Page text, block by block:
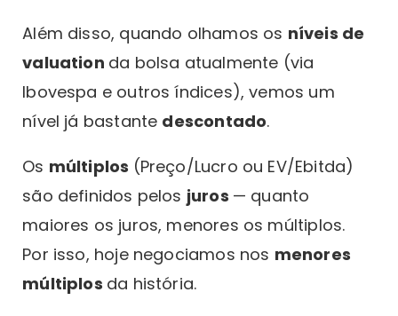
Além disso, quando olhamos os níveis de
valuation da bolsa atualmente (via
Ibovespa e outros índices), vemos um
nível já bastante descontado.
Os múltiplos (Preço/Lucro ou EV/Ebitda)
são definidos pelos juros — quanto
maiores os juros, menores os múltiplos.
Por isso, hoje negociamos nos menores
múltiplos da história.